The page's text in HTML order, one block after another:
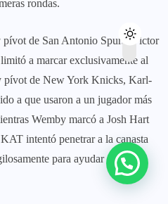
rondas.
pívot de San Antonio Spurs, Victor
a marcar exclusivamente al
pívot de New York Knicks, Karl-
a que usaron a un jugador más
Wemby marcó a Josh Hart
intentó penetrar a la canasta
para ayudar en la